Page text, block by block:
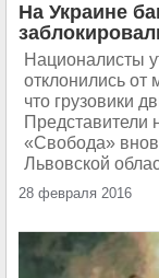
На Украине
Националисты
отклонились от
что грузовики
Представители
«Свобода»
Львовской
28 февраля 2016